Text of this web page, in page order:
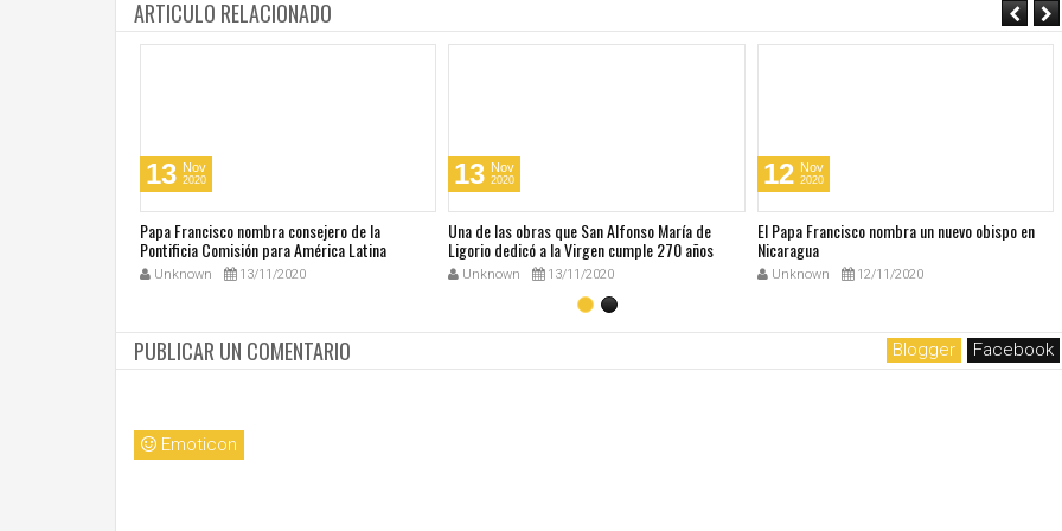
ARTICULO RELACIONADO
13 Nov
2020
Papa Francisco nombra consejero de la
Pontificia Comisión para América Latina
Unknown 13/11/2020
13 Nov
2020
Una de las obras que San Alfonso María de
Ligorio dedicó a la Virgen cumple 270 años
Unknown 13/11/2020
12 Nov
2020
El Papa Francisco nombra un nuevo obispo en
Nicaragua
Unknown 12/11/2020
PUBLICAR UN COMENTARIO Blogger Facebook
Emoticon